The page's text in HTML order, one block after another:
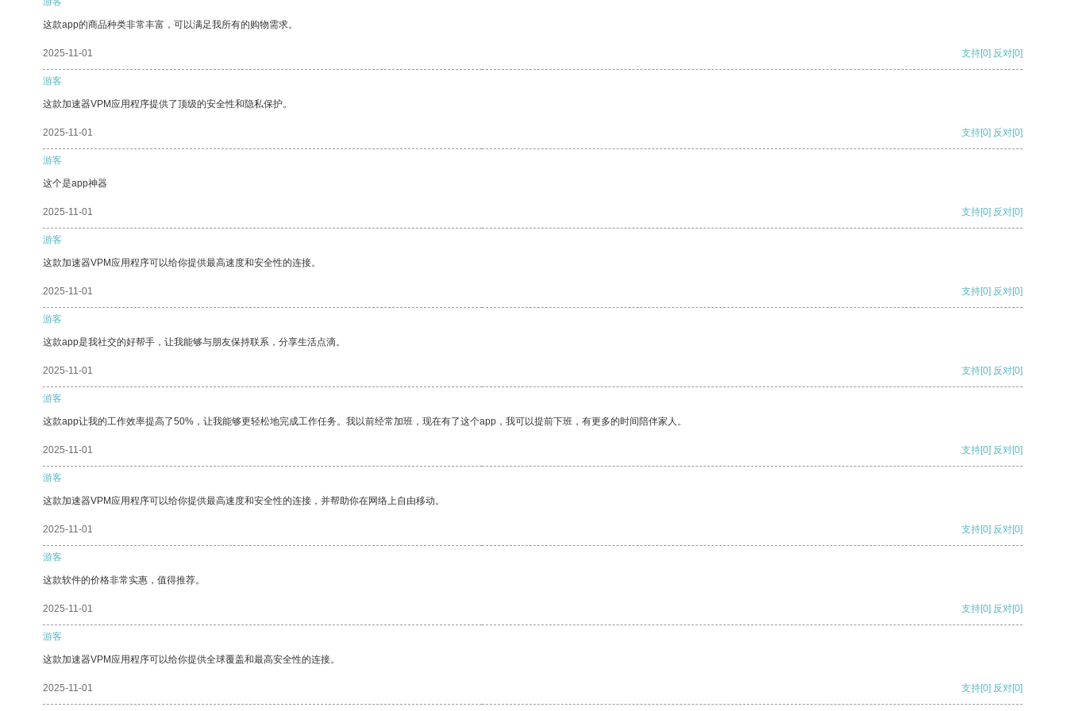
这款app的商品种类非常丰富，可以满足我所有的购物需求。
2025-11-01 支持[0] 反对[0]
游客
这款加速器VPM应用程序提供了顶级的安全性和隐私保护。
2025-11-01 支持[0] 反对[0]
游客
这个是app神器
2025-11-01 支持[0] 反对[0]
游客
这款加速器VPM应用程序可以给你提供最高速度和安全性的连接。
2025-11-01 支持[0] 反对[0]
游客
这款app是我社交的好帮手，让我能够与朋友保持联系，分享生活点滴。
2025-11-01 支持[0] 反对[0]
游客
这款app让我的工作效率提高了50%，让我能够更轻松地完成工作任务。我以前经常加班，现在有了这个app，我可以提前下班，有更多的时间陪伴家人。
2025-11-01 支持[0] 反对[0]
游客
这款加速器VPM应用程序可以给你提供最高速度和安全性的连接，并帮助你在网络上自由移动。
2025-11-01 支持[0] 反对[0]
游客
这款软件的价格非常实惠，值得推荐。
2025-11-01 支持[0] 反对[0]
游客
这款加速器VPM应用程序可以给你提供全球覆盖和最高安全性的连接。
2025-11-01 支持[0] 反对[0]